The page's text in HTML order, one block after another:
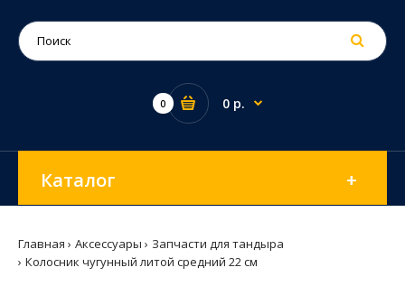
0 0 р.
Каталог
Главная Аксессуары
Запчасти для тандыра
Колосник чугунный литой средний 22 см